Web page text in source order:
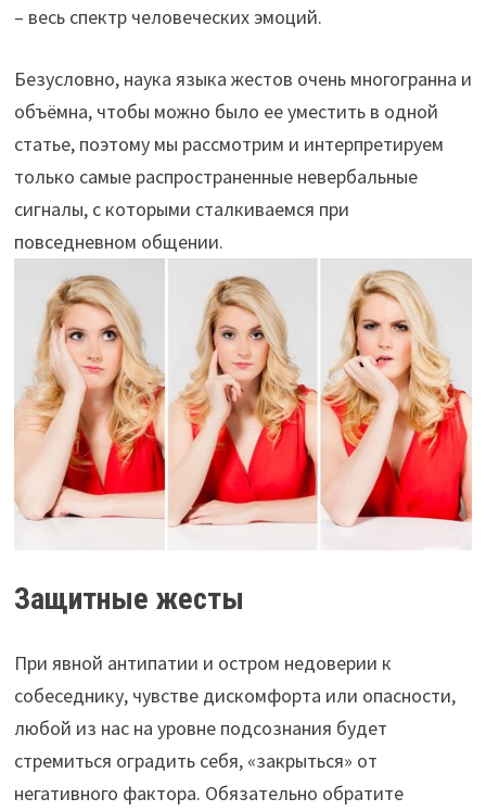
– весь спектр человеческих эмоций.
Безусловно, наука языка жестов очень многогранна и
объёмна, чтобы можно было ее уместить в одной
статье, поэтому мы рассмотрим и интерпретируем
только самые распространенные невербальные
сигналы, с которыми сталкиваемся при
повседневном общении.
Защитные жесты
При явной антипатии и остром недоверии к
собеседнику, чувстве дискомфорта или опасности,
любой из нас на уровне подсознания будет
стремиться оградить себя, «закрыться» от
негативного фактора. Обязательно обратите